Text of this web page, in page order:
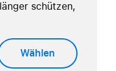
schützen,
Wählen